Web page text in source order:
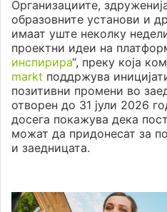
Организациите,
образовните установи и
имаат уште неколку
проектни идеи на
инспирира“, преку која
markt поддржува
позитивни промени во
отворен до 31 јули 2026
досега покажува дека
можат да придонесат за
и заедницата.